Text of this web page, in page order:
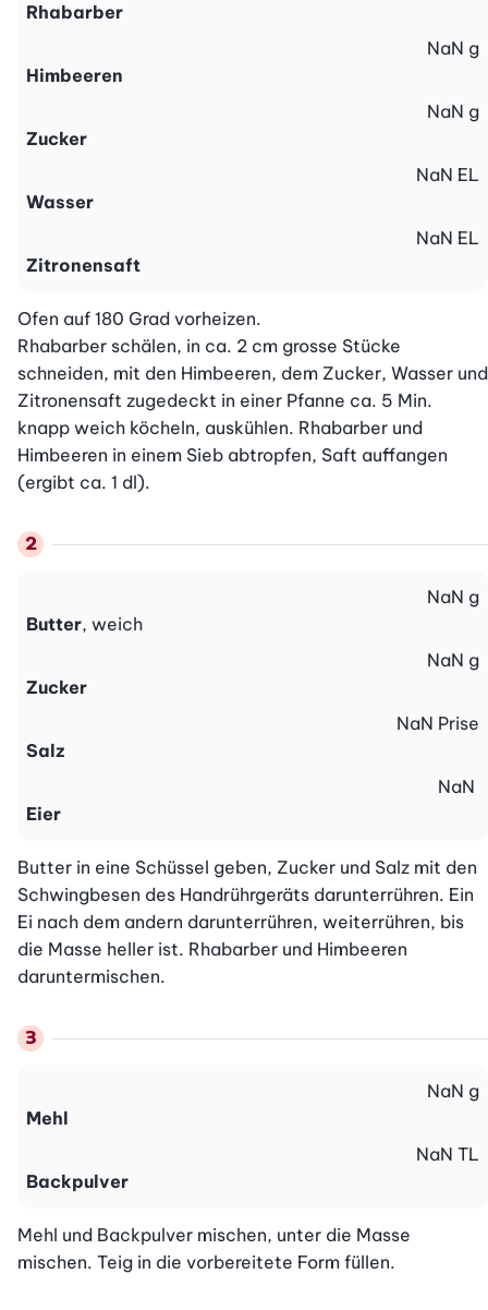
Rhabarber
Himbeeren
NaN g
Zucker
NaN g
Wasser
NaN EL
Zitronensaft
NaN EL
Ofen auf 180 Grad vorheizen.
Rhabarber schälen, in ca. 2 cm grosse Stücke
schneiden, mit den Himbeeren, dem Zucker, Wasser und
Zitronensaft zugedeckt in einer Pfanne ca. 5 Min.
knapp weich köcheln, auskühlen. Rhabarber und
Himbeeren in einem Sieb abtropfen, Saft auffangen
(ergibt ca. 1 dl).
Butter, weich
NaN g
Zucker
NaN g
Salz
NaN Prise
Eier
NaN
Butter in eine Schüssel geben, Zucker und Salz mit den
Schwingbesen des Handrührgeräts darunterrühren. Ein
Ei nach dem andern darunterrühren, weiterrühren, bis
die Masse heller ist. Rhabarber und Himbeeren
daruntermischen.
Mehl
NaN g
Backpulver
NaN TL
Mehl und Backpulver mischen, unter die Masse
mischen. Teig in die vorbereitete Form füllen.